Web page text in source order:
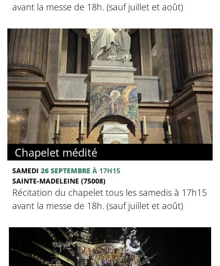
avant la messe de 18h. (sauf juillet et août)
Chapelet médité
SAMEDI 26 SEPTEMBRE À 17H15
SAINTE-MADELEINE (75008)
Récitation du chapelet tous les samedis à 17h15
avant la messe de 18h. (sauf juillet et août)